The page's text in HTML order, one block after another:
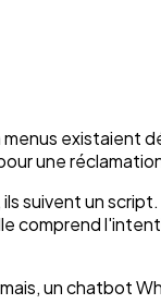
existaient
une
suivent un
comprend
un chatbot